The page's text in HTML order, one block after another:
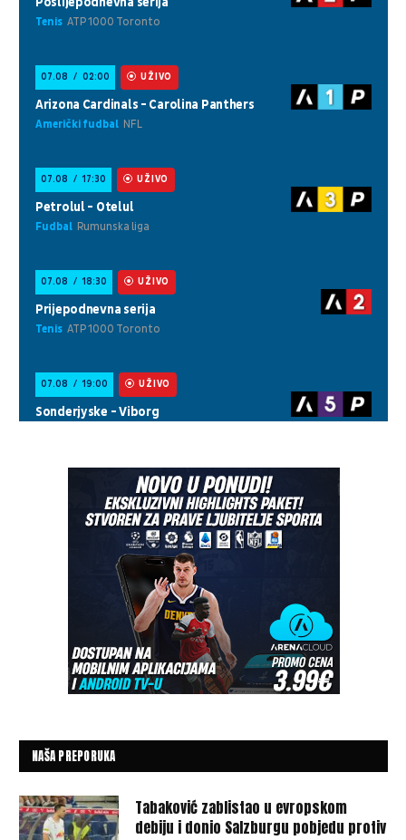
NAŠA PREPORUKA
Tabaković zablistao u evropskom
debiju i donio Salzburgu pobjedu protiv